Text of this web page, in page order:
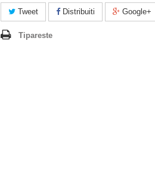
Tweet Distribuiti Google+
Tipareste